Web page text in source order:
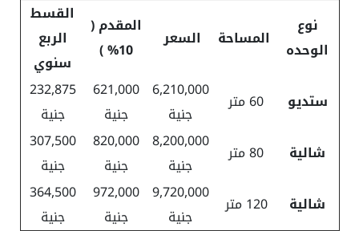
نوع
الوحده
المساحة السعر
المقدم (
10% )
القسط
الربع
سنوي
ستديو
60 متر
6,210,000
جنية
621,000
جنية
232,875
جنية
شالية
80 متر
8,200,000
جنية
820,000
جنية
307,500
جنية
شالية
120 متر
9,720,000
جنية
972,000
جنية
364,500
جنية